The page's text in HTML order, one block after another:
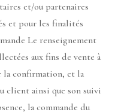
et/ou partenaires
et pour les finalités
Le renseignement
aux fins de vente à
confirmation, et la
client ainsi que son suivi
la commande du